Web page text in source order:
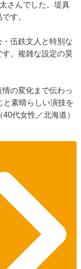
さんでした。堤真
す。
伍鉄文人と特別な
。複雑な設定の昊
の変化まで伝わっ
と素晴らしい演技を
代女性／北海道）